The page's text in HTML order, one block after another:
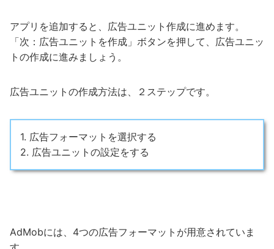
アプリを追加すると、広告ユニット作成に進めます。
「次：広告ユニットを作成」ボタンを押して、広告ユニッ
トの作成に進みましょう。
広告ユニットの作成方法は、２ステップです。
1. 広告フォーマットを選択する
2. 広告ユニットの設定をする
AdMobには、4つの広告フォーマットが用意されていま